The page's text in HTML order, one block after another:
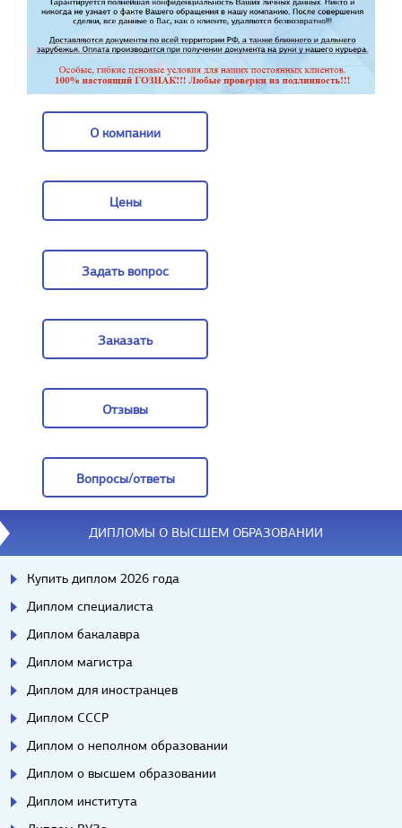
О компании
Цены
Задать вопрос
Заказать
Отзывы
Вопросы/ответы
Вопросы/ответы
ДИПЛОМЫ О ВЫСШЕМ ОБРАЗОВАНИИ
Купить диплом 2026 года
Диплом специалиста
Диплом бакалавра
Диплом магистра
Диплом для иностранцев
Диплом СССР
Диплом о неполном образовании
Диплом о высшем образовании
Диплом института